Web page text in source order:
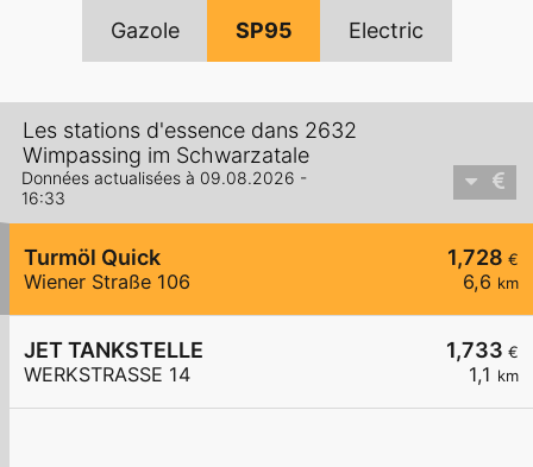
Gazole SP95 Electric
Les stations d'essence dans 2632
Wimpassing im Schwarzatale
Données actualisées à 09.08.2026 -
16:33
1,728 €
6,6 km
Turmöl Quick
Wiener Straße 106
1,733 €
1,1 km
JET TANKSTELLE
WERKSTRASSE 14